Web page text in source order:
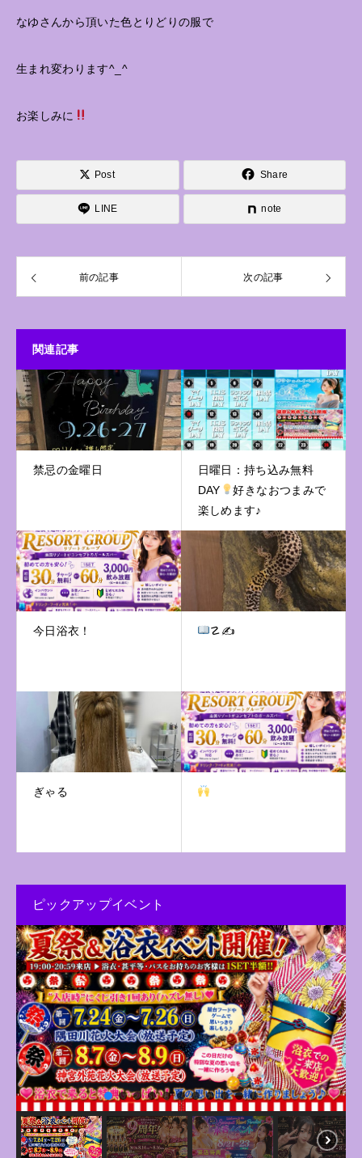
なゆさんから頂いた色とりどりの服で
生まれ変わります^_^
お楽しみに
Post Share
LINE note
前の記事 次の記事
関連記事
禁忌の金曜日
日曜日：持ち込み無料
DAY
好きなおつまみで
楽しめます♪
今日浴衣！ ☡✍
ぎゃる
ピックアップイベント